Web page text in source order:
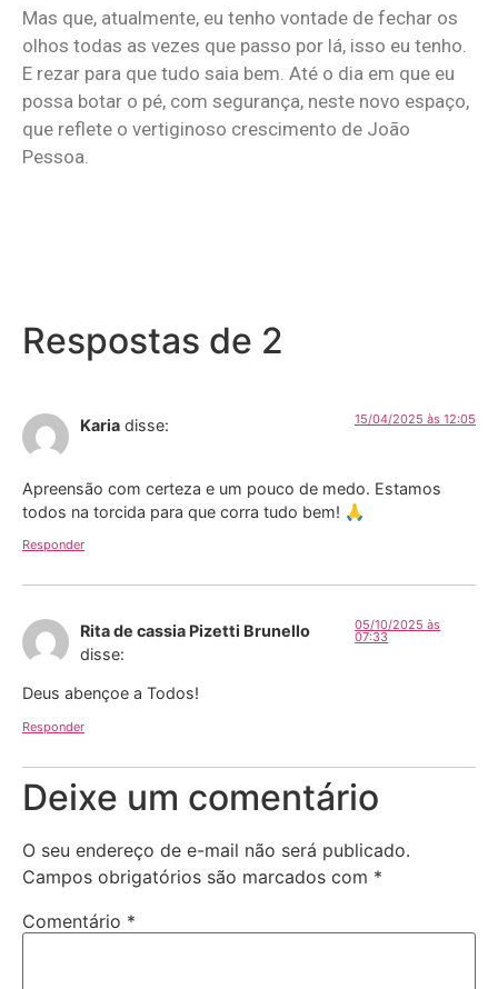
Mas que, atualmente, eu tenho vontade de fechar os
olhos todas as vezes que passo por lá, isso eu tenho.
E rezar para que tudo saia bem. Até o dia em que eu
possa botar o pé, com segurança, neste novo espaço,
que reflete o vertiginoso crescimento de João
Pessoa.
Respostas de 2
Karia disse: 15/04/2025 às 12:05
Apreensão com certeza e um pouco de medo. Estamos
todos na torcida para que corra tudo bem! 🙏
Responder
Rita de cassia Pizetti Brunello
disse:
05/10/2025 às
07:33
Deus abençoe a Todos!
Responder
Deixe um comentário
O seu endereço de e-mail não será publicado.
Campos obrigatórios são marcados com *
Comentário *